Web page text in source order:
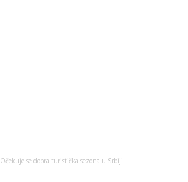
Očekuje se dobra turistička sezona u Srbiji